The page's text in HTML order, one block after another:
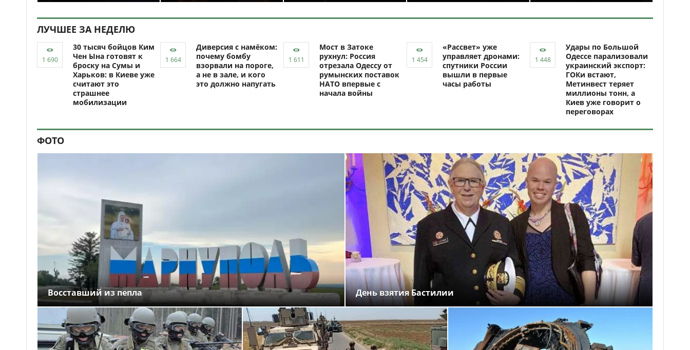
ЛУЧШЕЕ ЗА НЕДЕЛЮ
30 тысяч бойцов Ким
Чен Ына готовят к
броску на Сумы и
Харьков: в Киеве уже
считают это
страшнее
мобилизации
Диверсия с намёком:
почему бомбу
взорвали на пороге,
а не в зале, и кого
это должно напугать
Мост в Затоке
рухнул: Россия
отрезала Одессу от
румынских поставок
НАТО впервые с
начала войны
«Рассвет» уже
управляет дронами:
спутники России
вышли в первые
часы работы
Удары по Большой
Одессе парализовали
украинский экспорт:
ГОКи встают,
Метинвест теряет
миллионы тонн, а
Киев уже говорит о
переговорах
ФОТО
Восставший из пепла День взятия Бастилии